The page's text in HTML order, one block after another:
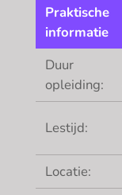
Praktische
informatie
Duur
opleiding:
Lestijd:
Locatie: